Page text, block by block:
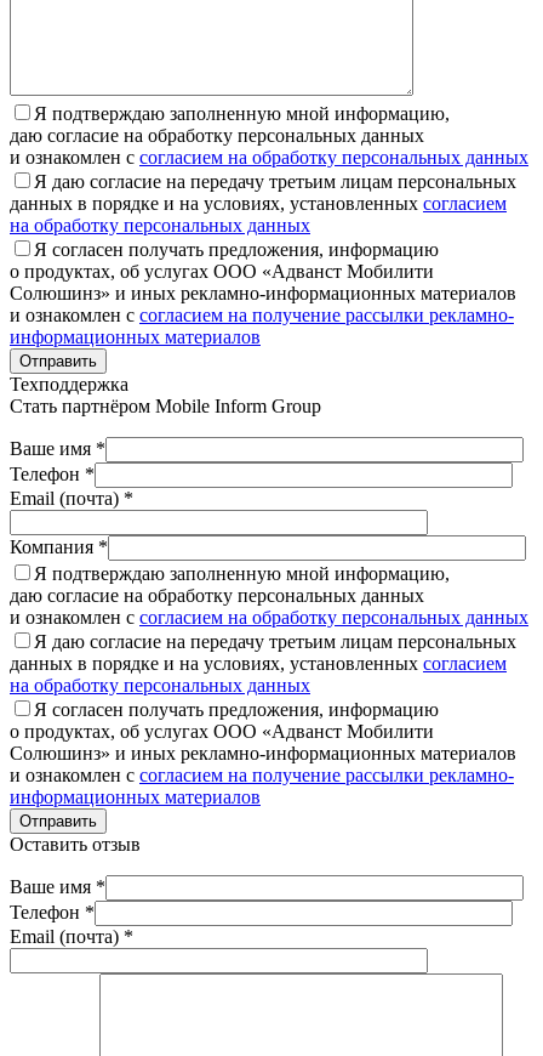
Я подтверждаю заполненную мной информацию,
даю согласие на обработку персональных данных
и ознакомлен с согласием на обработку персональных данных
Я даю согласие на передачу третьим лицам персональных
данных в порядке и на условиях, установленных согласием
на обработку персональных данных
Я согласен получать предложения, информацию
о продуктах, об услугах ООО «Адванст Мобилити
Солюшинз» и иных рекламно-информационных материалов
и ознакомлен с согласием на получение рассылки рекламно-
информационных материалов
Отправить
Техподдержка
Стать партнёром Mobile Inform Group
Ваше имя *
Телефон *
Email (почта) *
Компания *
Я подтверждаю заполненную мной информацию,
даю согласие на обработку персональных данных
и ознакомлен с согласием на обработку персональных данных
Я даю согласие на передачу третьим лицам персональных
данных в порядке и на условиях, установленных согласием
на обработку персональных данных
Я согласен получать предложения, информацию
о продуктах, об услугах ООО «Адванст Мобилити
Солюшинз» и иных рекламно-информационных материалов
и ознакомлен с согласием на получение рассылки рекламно-
информационных материалов
Отправить
Оставить отзыв
Ваше имя *
Телефон *
Email (почта) *